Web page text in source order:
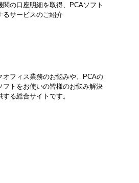
関の口座明細を取得、PCAソフト
るサービスのご紹介
オフィス業務のお悩みや、PCAの
フトをお使いの皆様のお悩み解決
する総合サイトです。